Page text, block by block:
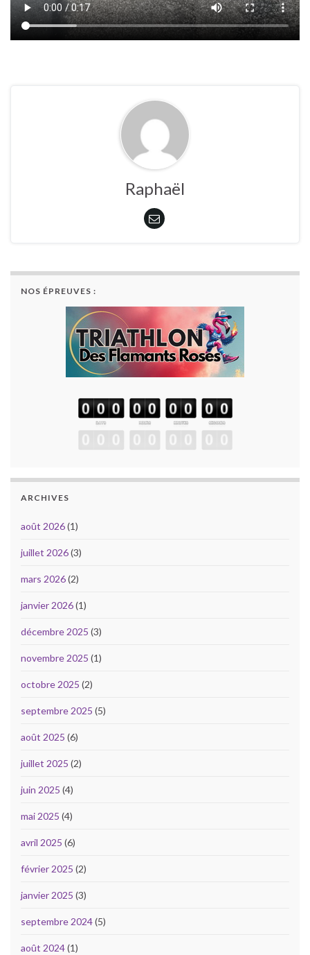
Raphaël
NOS ÉPREUVES :
ARCHIVES
août 2026(1)
juillet 2026(3)
mars 2026(2)
janvier 2026(1)
décembre 2025 (3)
novembre 2025 (1)
octobre 2025 (2)
septembre 2025 (5)
août 2025 (6)
juillet 2025 (2)
juin 2025 (4)
mai 2025 (4)
avril 2025 (6)
février 2025 (2)
janvier 2025 (3)
septembre 2024(5)
août 2024(1)